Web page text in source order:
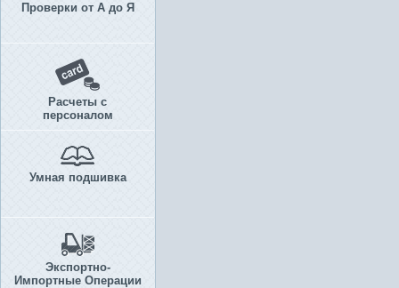
Проверки от А до Я
Расчеты с
персоналом
Умная подшивка
Экспортно-
Импортные Операции